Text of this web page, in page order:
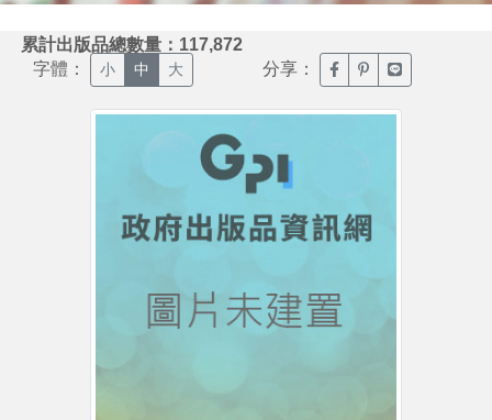
累計出版品總數量：117,872
字體： 小 中 大 分享： 臉書分享(另開新視窗)
噗浪分享(另開新
Line分享(另